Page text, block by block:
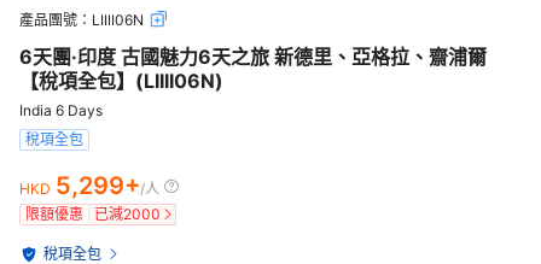
產品團號： LIIII06N
6天團·印度 古國魅力6天之旅 新德里、亞格拉、齋浦爾
【稅項全包】(LIIII06N)
India 6 Days
稅項全包
HKD 5,299+/人
限額優惠
已減2000
稅項全包